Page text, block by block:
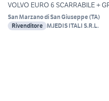
VOLVO EURO 6 SCARRABILE +
San Marzano di San Giuseppe(TA)
Rivenditore MJEDIS ITALI S.R.L.